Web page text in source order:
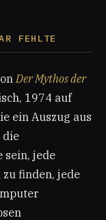
FEHLTE
Der Mythos der
1974 auf
ein Auszug aus
die
sein, jede
finden, jede